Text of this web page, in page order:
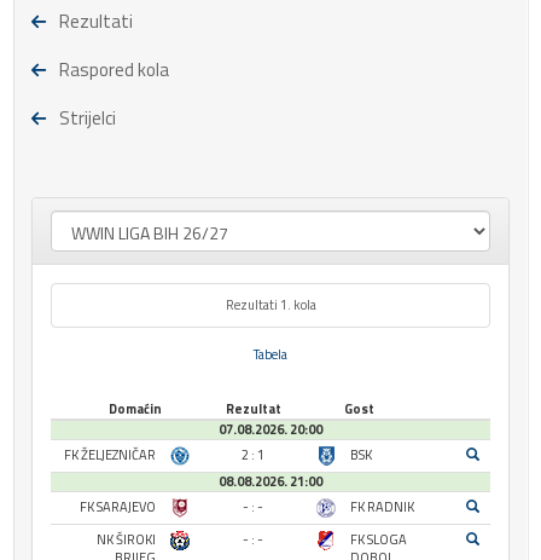
Rezultati
Raspored kola
Strijelci
Rezultati 1. kola
Tabela
Domaćin Rezultat
Gost
07.08.2026. 20:00
FK ŽELJEZNIČAR
2 : 1
BSK
08.08.2026. 21:00
FK SARAJEVO
- : -
FK RADNIK
NK ŠIROKI
- : -
FK SLOGA